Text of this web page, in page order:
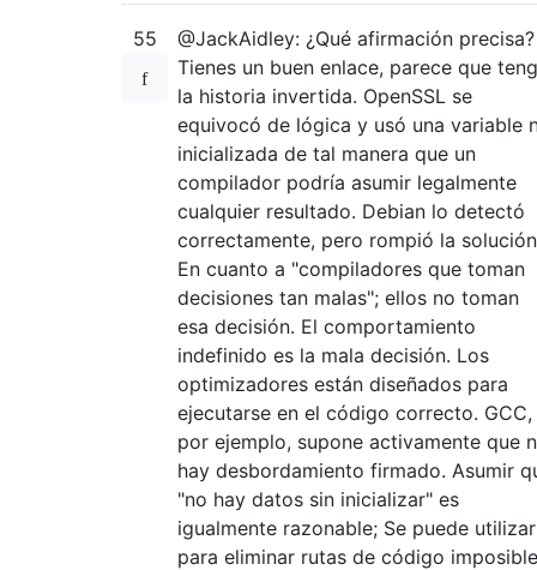
55
@JackAidley: ¿Qué afirmación precisa?
Tienes un buen enlace, parece que
la historia invertida. OpenSSL se
equivocó de lógica y usó una variable
inicializada de tal manera que un
compilador podría asumir legalmente
cualquier resultado. Debian lo detectó
correctamente, pero rompió la
En cuanto a "compiladores que toman
decisiones tan malas"; ellos no toman
esa decisión. El comportamiento
indefinido es la mala decisión. Los
optimizadores están diseñados para
ejecutarse en el código correcto. GCC,
por ejemplo, supone activamente que
hay desbordamiento firmado. Asumir
"no hay datos sin inicializar" es
igualmente razonable; Se puede utilizar
para eliminar rutas de código